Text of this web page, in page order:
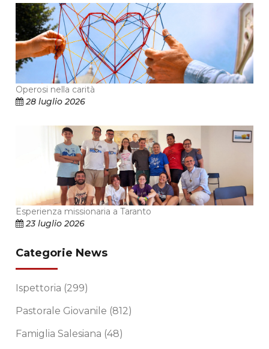
Operosi nella carità
28 luglio 2026
Esperienza missionaria a Taranto
23 luglio 2026
Categorie News
Ispettoria (299)
Pastorale Giovanile (812)
Famiglia Salesiana (48)